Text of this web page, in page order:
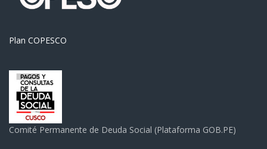
Plan COPESCO
Comité Permanente de Deuda Social (Plataforma GOB.PE)